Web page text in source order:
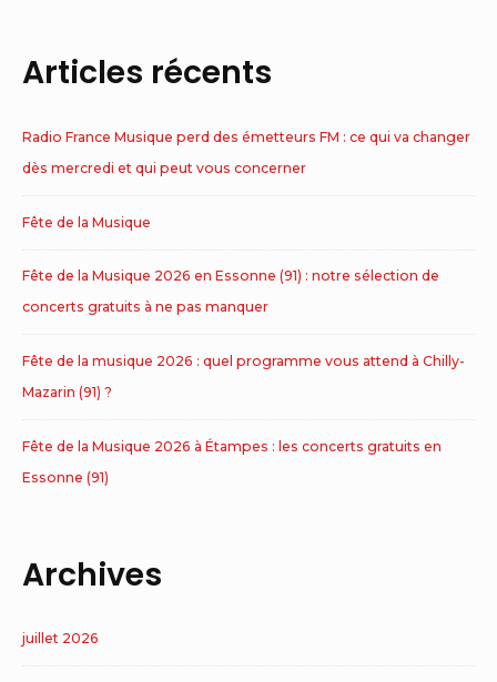
Articles récents
Radio France Musique perd des émetteurs FM : ce qui va changer
dès mercredi et qui peut vous concerner
Fête de la Musique
Fête de la Musique 2026 en Essonne (91) : notre sélection de
concerts gratuits à ne pas manquer
Fête de la musique 2026 : quel programme vous attend à Chilly-
Mazarin (91) ?
Fête de la Musique 2026 à Étampes : les concerts gratuits en
Essonne (91)
Archives
juillet 2026